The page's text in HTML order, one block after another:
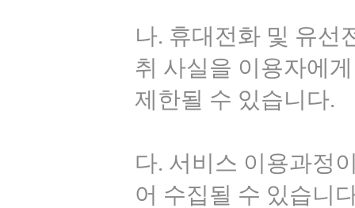
나. 휴대전화 및 유선
취 사실을 이용자에
제한될 수 있습니다.
다. 서비스 이용과정
어 수집될 수 있습니